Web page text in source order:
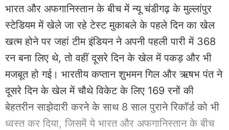
भारत और अफगानिस्तान के बीच में न्यू चंडीगढ़ के मुल्लांपुर
स्टेडियम में खेले जा रहे टेस्ट मुकाबले के पहले दिन का खेल
खत्म होने पर जहां टीम इंडियन ने अपनी पहली पारी में 368
रन बना लिए थे, तो वहीं दूसरे दिन के खेल में पकड़ और भी
मजबूत हो गई। भारतीय कप्तान शुभमन गिल और ऋषभ पंत ने
दूसरे दिन के खेल में चौथे विकेट के लिए 169 रनों की
बेहतरीन साझेदारी करने के साथ 8 साल पुराने रिकॉर्ड को भी
ध्वस्त कर दिया, जिसमें ये भारत और अफगानिस्तान के बीच